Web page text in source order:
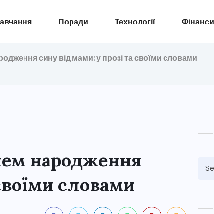
Поради Технології Фінанси
сину від мами: у прозі та своїми словами
народження
словами